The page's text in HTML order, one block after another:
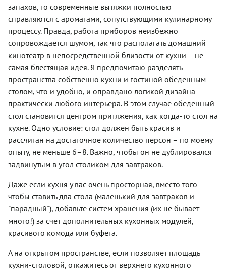
запахов, то современные вытяжки полностью
справляются с ароматами, сопутствующими кулинарному
процессу. Правда, работа приборов неизбежно
сопровождается шумом, так что располагать домашний
кинотеатр в непосредственной близости от кухни – не
самая блестящая идея. Я предпочитаю разделять
пространства собственно кухни и гостиной обеденным
столом, что и удобно, и оправдано логикой дизайна
практически любого интерьера. В этом случае обеденный
стол становится центром притяжения, как когда-то стол на
кухне. Одно условие: стол должен быть красив и
рассчитан на достаточное количество персон – по моему
опыту, не меньше 6–8. Важно, чтобы он не дублировался
задвинутым в угол столиком для завтраков.
Даже если кухня у вас очень просторная, вместо того
чтобы ставить два стола (маленький для завтраков и
"парадный"), добавьте систем хранения (их не бывает
много!) за счет дополнительных кухонных модулей,
красивого комода или буфета.
А на открытом пространстве, если позволяет площадь
кухни-столовой, откажитесь от верхнего кухонного